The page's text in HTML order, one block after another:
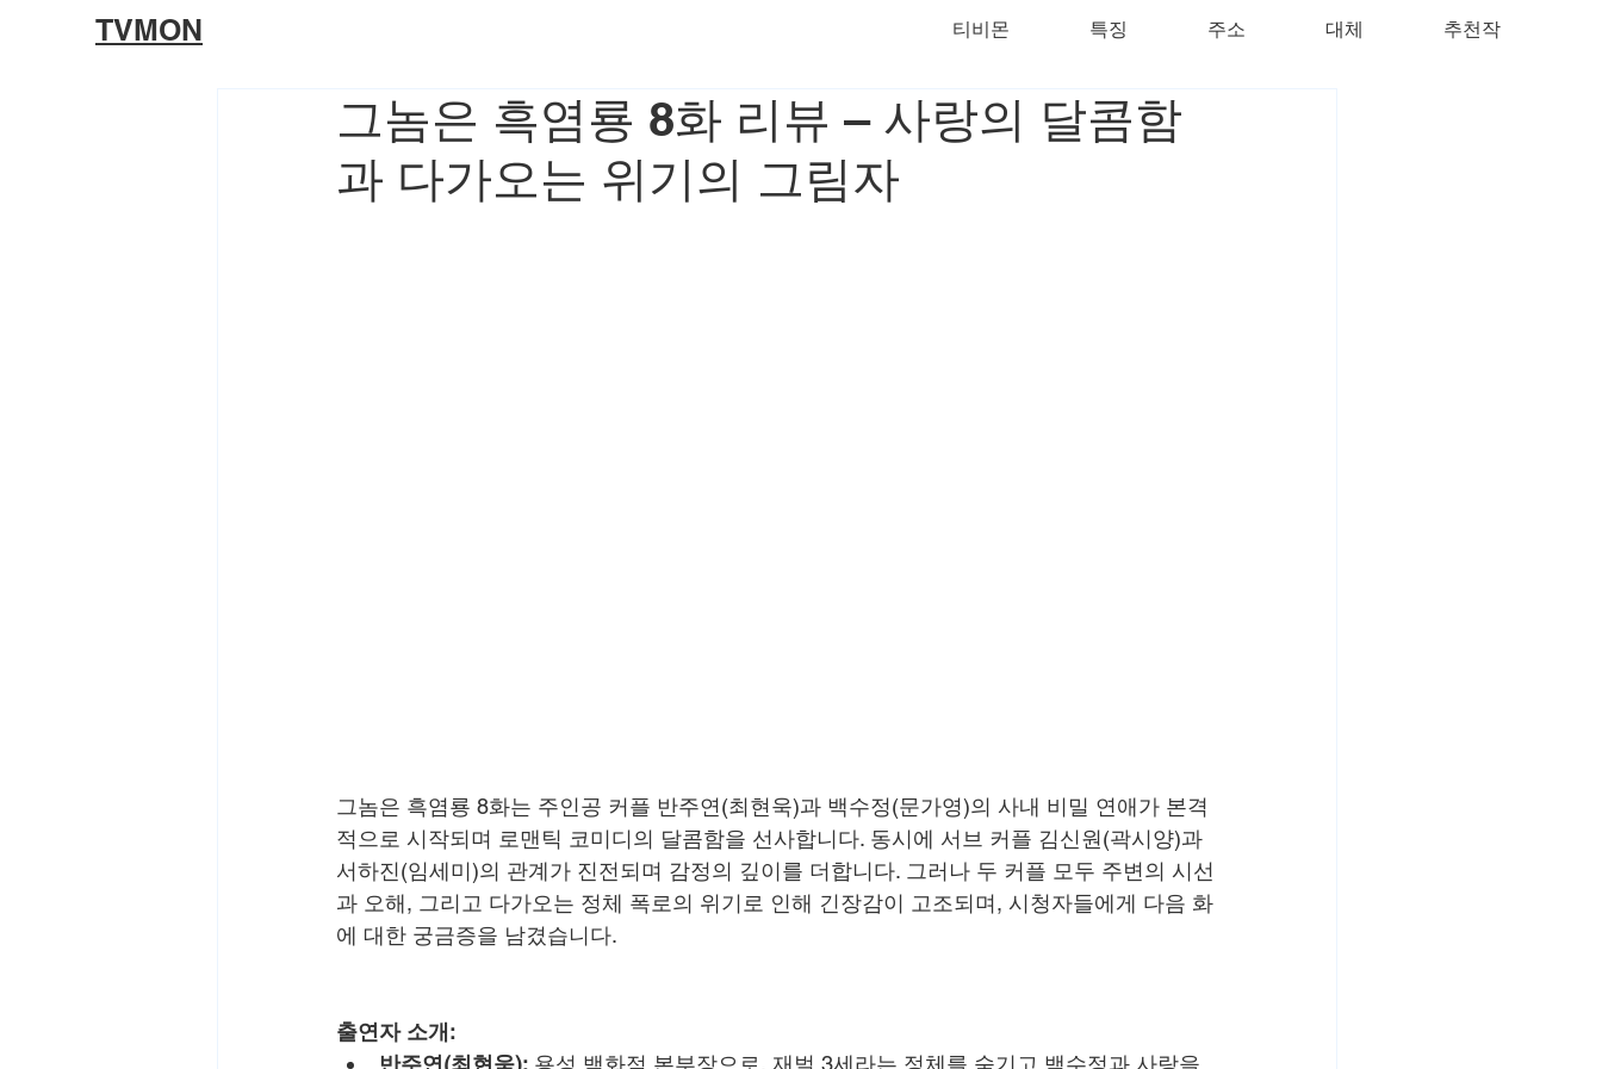
TVMON 티비몬 특징 주소 대체 추천작
그놈은 흑염룡 8화 리뷰 – 사랑의 달콤함
과 다가오는 위기의 그림자
그놈은 흑염룡 8화는 주인공 커플 반주연(최현욱)과 백수정(문가영)의 사내 비밀 연애가 본격
적으로 시작되며 로맨틱 코미디의 달콤함을 선사합니다. 동시에 서브 커플 김신원(곽시양)과
서하진(임세미)의 관계가 진전되며 감정의 깊이를 더합니다. 그러나 두 커플 모두 주변의 시선
과 오해, 그리고 다가오는 정체 폭로의 위기로 인해 긴장감이 고조되며, 시청자들에게 다음 화
에 대한 궁금증을 남겼습니다.
출연자 소개:
반주연(최현욱): 용성 백화점 본부장으로, 재벌 3세라는 정체를 숨기고 백수정과 사랑을